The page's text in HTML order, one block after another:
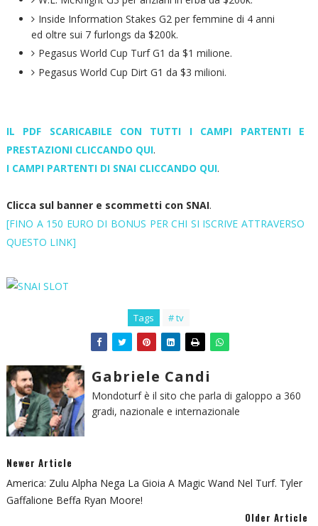
Inside Information Stakes G2 per femmine di 4 anni
ed oltre sui 7 furlongs da $200k.
Pegasus World Cup Turf G1 da $1 milione.
Pegasus World Cup Dirt G1 da $3 milioni.
IL PDF SCARICABILE CON TUTTI I CAMPI PARTENTI E
PRESTAZIONI CLICCANDO QUI.
I CAMPI PARTENTI DI SNAI CLICCANDO QUI.
Clicca sul banner e scommetti con SNAI.
[FINO A 150 EURO DI BONUS PER CHI SI ISCRIVE ATTRAVERSO
QUESTO LINK]
Tags # tv
Gabriele Candi
Mondoturf è il sito che parla di galoppo a 360
gradi, nazionale e internazionale
Newer Article
America: Zulu Alpha Nega La Gioia A Magic Wand Nel Turf. Tyler
Gaffalione Beffa Ryan Moore!
Older Article